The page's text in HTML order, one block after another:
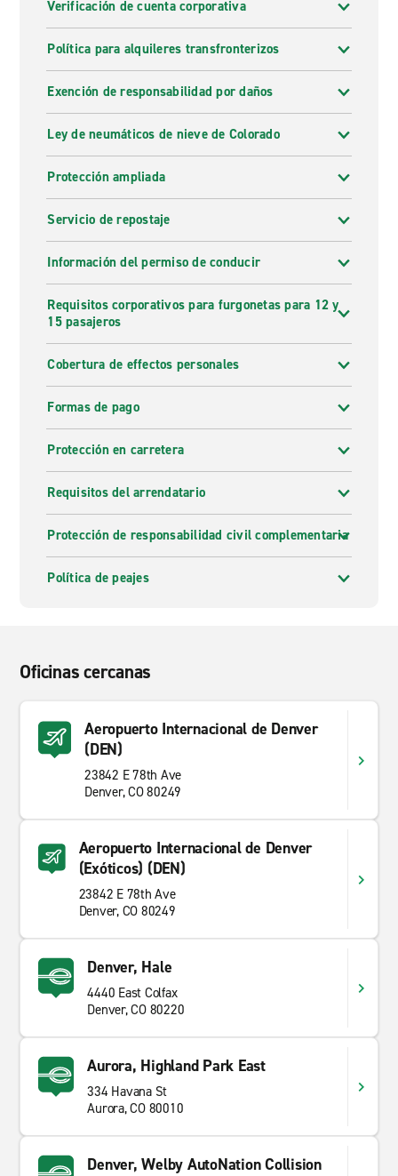
Verificación de cuenta corporativa
Política para alquileres transfronterizos
Exención de responsabilidad por daños
Ley de neumáticos de nieve de Colorado
Protección ampliada
Servicio de repostaje
Información del permiso de conducir
Requisitos corporativos para furgonetas para 12 y
15 pasajeros
Cobertura de effectos personales
Formas de pago
Protección en carretera
Requisitos del arrendatario
Protección de responsabilidad civil complementaria
Política de peajes
Oficinas cercanas
Aeropuerto Internacional de Denver
(DEN)
23842 E 78th Ave
Denver, CO 80249
Aeropuerto Internacional de Denver
(Exóticos) (DEN)
23842 E 78th Ave
Denver, CO 80249
Denver, Hale
4440 East Colfax
Denver, CO 80220
Aurora, Highland Park East
334 Havana St
Aurora, CO 80010
Denver, Welby AutoNation Collision